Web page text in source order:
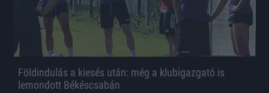
Földindulás a kiesés után: még a klubigazgató is
lemondott Békéscsabán